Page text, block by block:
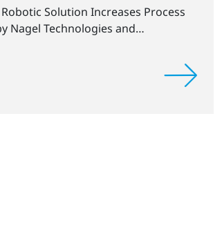
Solution Increases Process
Nagel Technologies and